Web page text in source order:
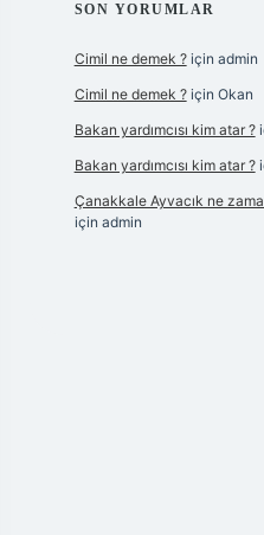
SON YORUMLAR
Cimil ne demek ?için admin
Cimil ne demek ?için Okan
Bakan yardımcısı kim atar ?
Bakan yardımcısı kim atar ?
Çanakkale Ayvacık ne
için admin